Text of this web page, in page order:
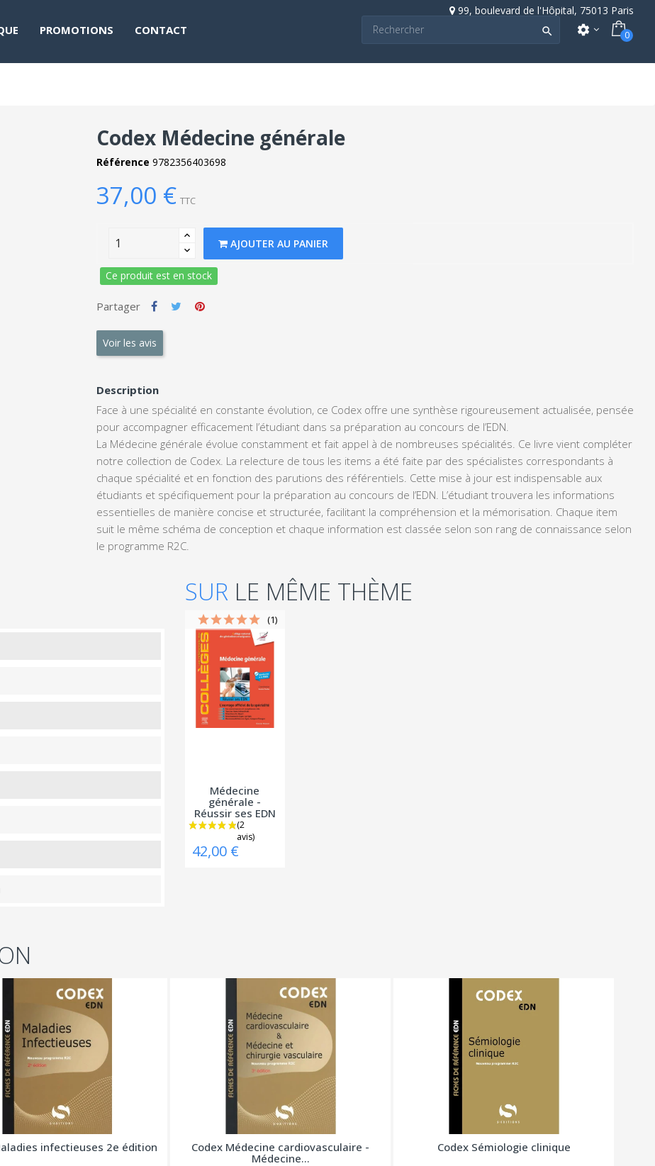
99, boulevard de l'Hôpital, 75013 Paris
PROMOTIONS CONTACT  settings 0
Codex Médecine générale
Référence 9782356403698
37,00 € TTC
AJOUTER AU PANIER
Ce produit est en stock
Partager
Voir les avis
Description
Face à une spécialité en constante évolution, ce Codex offre une synthèse rigoureusement actualisée, pensée
pour accompagner efficacement l’étudiant dans sa préparation au concours de l’EDN.
La Médecine générale évolue constamment et fait appel à de nombreuses spécialités. Ce livre vient compléter
notre collection de Codex. La relecture de tous les items a été faite par des spécialistes correspondants à
chaque spécialité et en fonction des parutions des référentiels. Cette mise à jour est indispensable aux
étudiants et spécifiquement pour la préparation au concours de l’EDN. L’étudiant trouvera les informations
essentielles de manière concise et structurée, facilitant la compréhension et la mémorisation. Chaque item
suit le même schéma de conception et chaque information est classée selon son rang de connaissance selon
le programme R2C.
SUR LE MÊME THÈME
Médecine
générale -
Réussir ses EDN
42,00 €
(1)
infectieuses 2e édition
Codex Médecine cardiovasculaire -
Médecine...
Codex Sémiologie clinique